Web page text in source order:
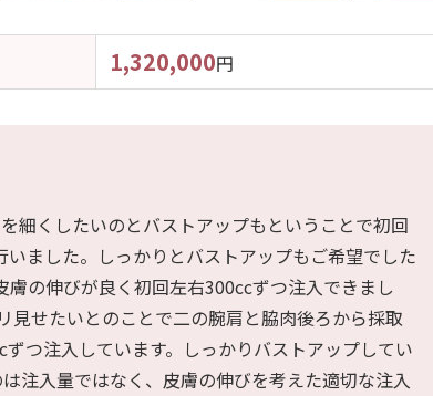
脂肪注入豊胸
コンデンスリッチファット（CRF）豊
胸
1,320,000円
細くしたいのとバストアップもということで初回
ました。しっかりとバストアップもご希望でした
膚の伸びが良く初回左右300ccずつ注入できまし
見せたいとのことで二の腕肩と脇肉後ろから採取
つ注入しています。しっかりバストアップしてい
注入量ではなく、皮膚の伸びを考えた適切な注入